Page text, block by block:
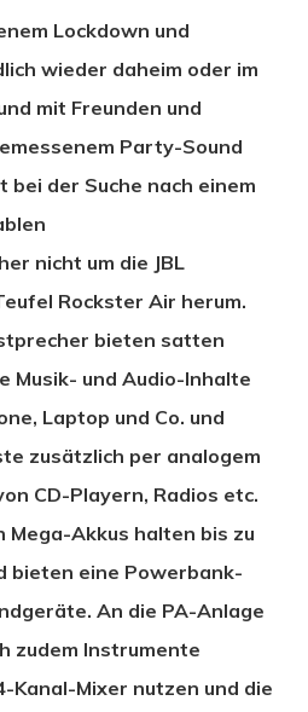
Lockdown und
wieder daheim oder im
mit Freunden und
Party-Sound
bei der Suche nach einem
nicht um die JBL
Rockster Air herum.
bieten satten
Musik- und Audio-Inhalte
Laptop und Co. und
zusätzlich per analogem
CD-Playern, Radios etc.
Mega-Akkus halten bis zu
bieten eine Powerbank-
An die PA-Anlage
zudem Instrumente
Kanal-Mixer nutzen und die